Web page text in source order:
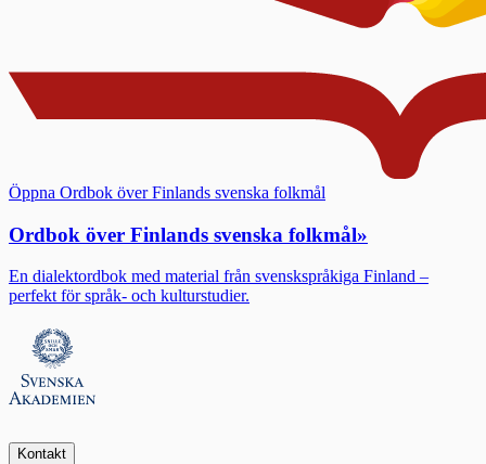
Öppna Ordbok över Finlands svenska folkmål
Ordbok över Finlands svenska folkmål»
En dialektordbok med material från svenskspråkiga Finland –
perfekt för språk- och kulturstudier.
Kontakt